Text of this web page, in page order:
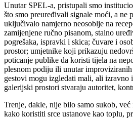
Unutar SPEL-a, pristupali smo
što smo preuređivali signale moći, a ne
uključivalo namjerno neosoblje na
zamijenjene ručno pisanom, stalno
pogrešaka, ispravki i skica; čuvare i
prostor; umjetnike koji prikazuju
poticanje publike da koristi tijela na
plesnom podiju ili unutar improviziranih
gestovi mogu izgledati mali, ali izravno
galerijski prostori stvaraju autoritet,
Trenje, dakle, nije bilo samo sukob,
kako koristiti srce ustanove kao toplu,